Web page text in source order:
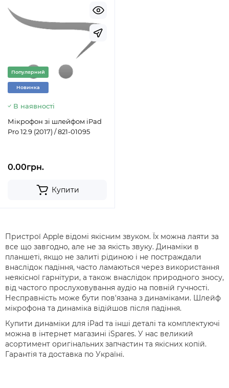
Популярний
Новинка
В наявності
Мікрофон зі шлейфом iPad
Pro 12.9 (2017) / 821-01095
0.00грн.
Купити
Пристрої Apple відомі якісним звуком. Їх можна лаяти за
все що завгодно, але не за якість звуку. Динаміки в
планшеті, якщо не залиті рідиною і не постраждали
внаслідок падіння, часто ламаються через використання
неякісної гарнітури, а також внаслідок природного зносу,
від частого прослуховування аудіо на повній гучності.
Несправність може бути пов'язана з динаміками. Шлейф
мікрофона та динаміка відійшов після падіння.
Купити динаміки для iPad та інші деталі та комплектуючі
можна в інтернет магазині iSpares. У нас великий
асортимент оригінальних запчастин та якісних копій.
Гарантія та доставка по Україні.